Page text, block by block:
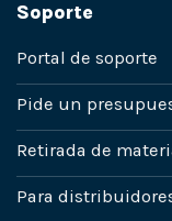
Soporte
Portal de soporte
Pide un
Retirada de
Para